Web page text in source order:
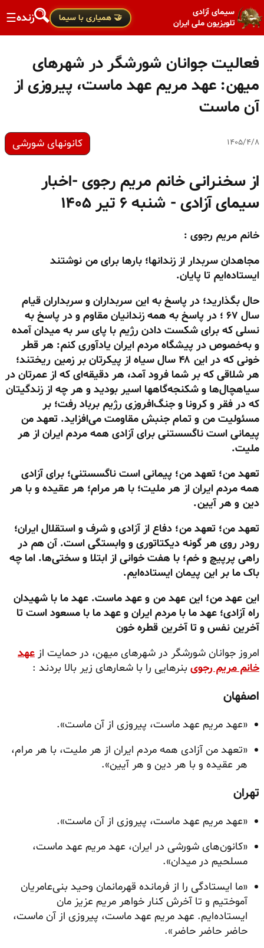
سیمای آزادی
تلویزیون ملی ایران
🤝 همیاری با سیما زنده☰
فعالیت جوانان شورشگر در شهرهای
میهن: عهد مریم عهد ماست، پیروزی از
آن ماست
۱۴۰۵/۴/۸ کانونهای شورشی
از سخنرانی خانم مریم رجوی -اخبار
سیمای آزادی - شنبه ۶ تیر ۱۴۰۵
خانم مریم رجوی :
مجاهدان سربدار از زندانها؛ بارها برای من نوشتند
ایستاده‌ایم تا پایان.
حال بگذارید؛ در پاسخ به این سربداران و سربداران قیام
سال ۶۷ ؛ در پاسخ به همه زندانیان مقاوم و در پاسخ به
نسلی که برای شکست دادن رژیم با پای سر به میدان آمده
و به‌خصوص در پیشگاه مردم ایران یادآوری کنم: هر قطر
خونی که در این ۴۸ سال سیاه از پیکرتان بر زمین ریختند؛
هر شلاقی که بر شما فرود آمد، هر دقیقه‌ای که از عمرتان در
سیاهچال‌ها و شکنجه‌گاهها اسیر بودید و هر چه از زندگیتان
که در فقر و کرونا و جنگ‌افروزی رژیم برباد رفت؛ بر
مسئولیت من و تمام جنبش مقاومت می‌افزاید. تعهد من
پیمانی است ناگسستنی برای آزادی همه مردم ایران از هر
ملیت.
تعهد من؛ تعهد من؛ پیمانی است ناگسستنی؛ برای آزادی
همه مردم ایران از هر ملیت؛ با هر مرام؛ هر عقیده و با هر
دین و هر آیین.
تعهد من؛ تعهد من؛ دفاع از آزادی و شرف و استقلال ایران؛
رودر روی هر گونه دیکتاتوری و وابستگی است. آن هم در
راهی پرپیچ و خم؛ با هفت خوانی از ابتلا و سختی‌ها. اما چه
باک ما بر این پیمان ایستاده‌ایم.
این عهد من؛ این عهد من و عهد ماست. عهد ما با شهیدان
راه آزادی؛ عهد ما با مردم ایران و عهد ما با مسعود است تا
آخرین نفس و تا آخرین قطره خون
امروز جوانان شورشگر در شهرهای میهن، در حمایت از عهد
خانم مریم رجوی بنرهایی را با شعارهای زیر بالا بردند :
اصفهان
«عهد مریم عهد ماست، پیروزی از آن ماست».
«تعهد من آزادی همه مردم ایران از هر ملیت، با هر مرام،
هر عقیده و با هر دین و هر آیین».
تهران
«عهد مریم عهد ماست، پیروزی از آن ماست».
«کانون‌های شورشی در ایران، عهد مریم عهد ماست،
مسلحیم در میدان».
«ما ایستادگی را از فرمانده قهرمانمان وحید بنی‌عامریان
آموختیم و تا آخرش کنار خواهر مریم عزیز مان
ایستاده‌ایم. عهد مریم عهد ماست، پیروزی از آن ماست،
حاضر حاضر حاضر».